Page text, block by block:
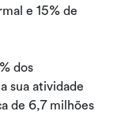
e 15% de
dos
sua atividade
de 6,7 milhões